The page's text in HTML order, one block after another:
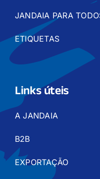
JANDAIA PARA
ETIQUETAS
Links úteis
A JANDAIA
B2B
EXPORTAÇÃO